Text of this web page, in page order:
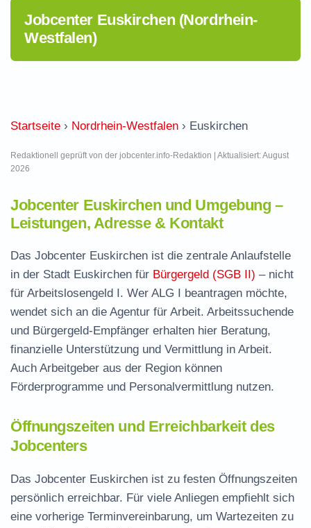
Jobcenter Euskirchen (Nordrhein-
Westfalen)
Startseite › Nordrhein-Westfalen › Euskirchen
Redaktionell geprüft von der jobcenter.info-Redaktion | Aktualisiert: August
2026
Jobcenter Euskirchen und Umgebung –
Leistungen, Adresse & Kontakt
Das Jobcenter Euskirchen ist die zentrale Anlaufstelle
in der Stadt Euskirchen für Bürgergeld (SGB II) – nicht
für Arbeitslosengeld I. Wer ALG I beantragen möchte,
wendet sich an die Agentur für Arbeit. Arbeitssuchende
und Bürgergeld-Empfänger erhalten hier Beratung,
finanzielle Unterstützung und Vermittlung in Arbeit.
Auch Arbeitgeber aus der Region können
Förderprogramme und Personalvermittlung nutzen.
Öffnungszeiten und Erreichbarkeit des
Jobcenters
Das Jobcenter Euskirchen ist zu festen Öffnungszeiten
persönlich erreichbar. Für viele Anliegen empfiehlt sich
eine vorherige Terminvereinbarung, um Wartezeiten zu